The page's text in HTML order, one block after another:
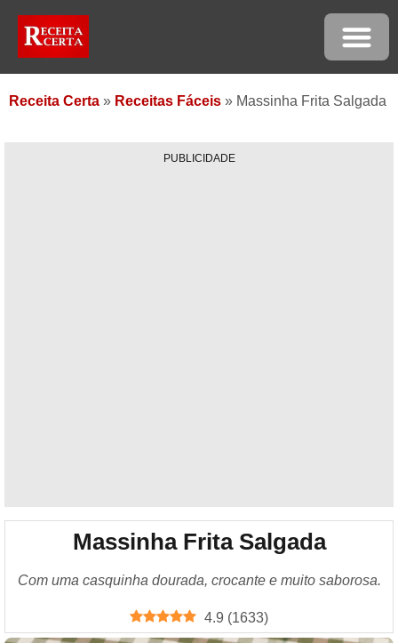
Receita Certa » Receitas Fáceis » Massinha Frita Salgada
PUBLICIDADE
Massinha Frita Salgada
Com uma casquinha dourada, crocante e muito saborosa.
4.9 (1633)